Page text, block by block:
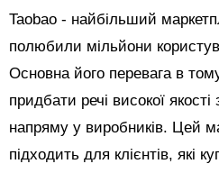
Taobao - найбільший
полюбили мільйони
Основна його перевага в
придбати речі високої
напряму у виробників. Цей
підходить для клієнтів, які